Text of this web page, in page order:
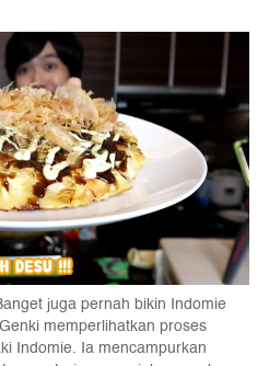
juga pernah bikin Indomie
memperlihatkan proses
Indomie. Ia mencampurkan